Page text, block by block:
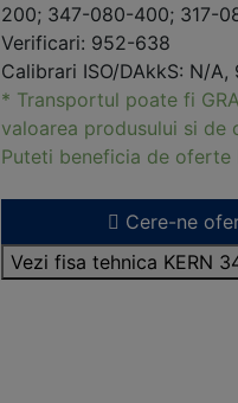
200; 347-080-400; 317-
Verificari: 952-638
Calibrari ISO/DAkkS: N/
* Transportul poate fi
valoarea produsului si de
Puteti beneficia de oferte
Cere-ne
Vezi fisa tehnica KERN